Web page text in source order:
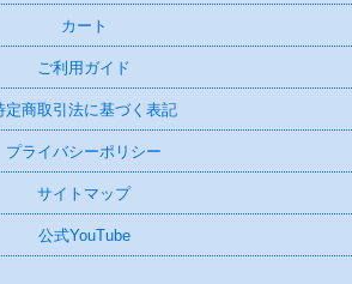
カート
ご利用ガイド
定商取引法に基づく表記
プライバシーポリシー
サイトマップ
公式YouTube